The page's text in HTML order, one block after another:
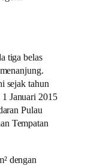
tiga belas
sejak tahun
Januari 2015
Pulau
Tempatan
dengan